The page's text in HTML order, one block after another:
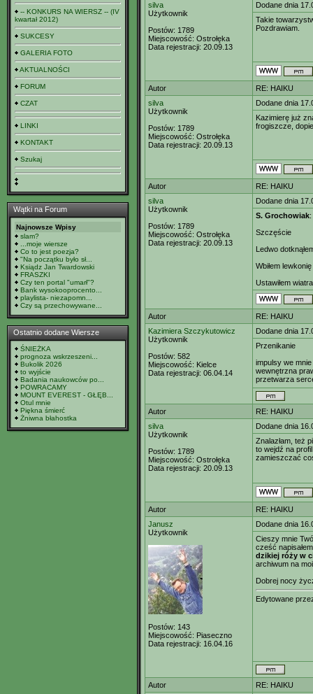
-- KONKURS NA WIERSZ -- (IV
kwartał 2012)
SUKCESY
GALERIA FOTO
AKTUALNOŚCI
FORUM
CZAT
LINKI
KONTAKT
Szukaj
Wątki na Forum
Najnowsze Wpisy
slam?
...moje wiersze
Co to jest poezja?
"Na początku było sł...
Ksiądz Jan Twardowski
FRASZKI
Czy ten portal "umarł"?
Bank wysokooprocento...
playlista- niezapomn...
Czy są przechowywane...
Ostatnio dodane Wiersze
ŚNIEŻKA
prognoza wskrzeszeni...
Bukolik 2026
to wyjście
Badania naukowców po...
POWRACAMY
MOUNT EVEREST - GŁĘB...
Otul mnie
Piękna śmierć
Żniwna błahostka
silva
Użytkownik
Postów: 1789
Miejscowość: Ostrołęka
Data rejestracji: 20.09.13
Dodane dnia
Takie
Pozdrawiam.
Autor
RE: HAIKU
silva
Użytkownik
Postów: 1789
Miejscowość: Ostrołęka
Data rejestracji: 20.09.13
Dodane dnia
Kazimierę już
frogiszcze,
Autor
RE: HAIKU
silva
Użytkownik
Postów: 1789
Miejscowość: Ostrołęka
Data rejestracji: 20.09.13
Dodane dnia
S. Grochowiak
Szczęście
Ledwo
Wbiłem
Ustawiłem
Autor
RE: HAIKU
Kazimiera Szczykutowicz
Użytkownik
Postów: 582
Miejscowość: Kielce
Data rejestracji: 06.04.14
Dodane dnia
Przenikanie
impulsy we mnie
wewnętrzna
przetwarza
Autor
RE: HAIKU
silva
Użytkownik
Postów: 1789
Miejscowość: Ostrołęka
Data rejestracji: 20.09.13
Dodane dnia
Znalazłam, też
to wejdź na
zamieszczać
Autor
RE: HAIKU
Janusz
Użytkownik
Postów: 143
Miejscowość: Piaseczno
Data rejestracji: 16.04.16
Dodane dnia
Cieszy mnie
cześć
dzikiej róży w
archiwum na
Dobrej nocy
Edytowane
Autor
RE: HAIKU